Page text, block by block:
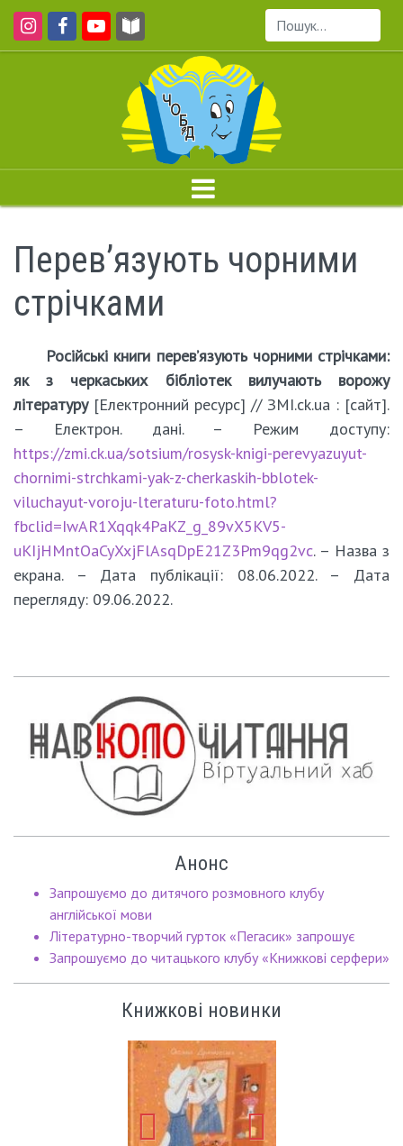
Пошук...
Перев’язують чорними
стрічками
Російські книги перев’язують чорними стрічками:
як з черкаських бібліотек вилучають ворожу
літературу[Електронний ресурс] // ЗМІ.ck.ua : [сайт].
– Електрон. дані. – Режим доступу:
https://zmi.ck.ua/sotsium/rosysk-knigi-perevyazuyut-
chornimi-strchkami-yak-z-cherkaskih-bblotek-
viluchayut-voroju-lteraturu-foto.html?
fbclid=IwAR1Xqqk4PaKZ_g_89vX5KV5-
uKIjHMntOaCyXxjFlAsqDpE21Z3Pm9qg2vc. – Назва з
екрана. – Дата публікації: 08.06.2022. – Дата
перегляду: 09.06.2022.
Анонс
Запрошуємо до дитячого розмовного клубу
англійської мови
Літературно-творчий гурток «Пегасик» запрошує
Запрошуємо до читацького клубу «Книжкові серфери»
Книжкові новинки